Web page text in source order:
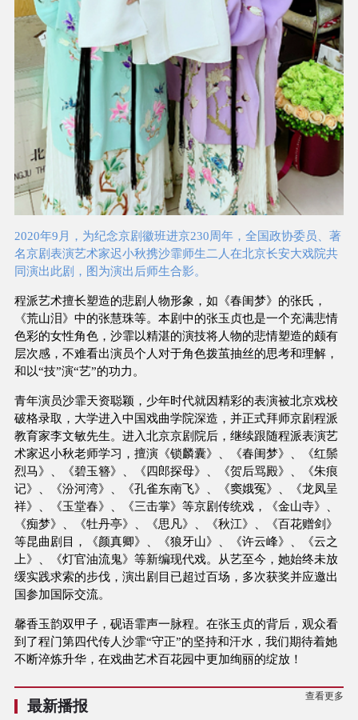
2020年9月，为纪念京剧徽班进京230周年，全国政协委员、著
名京剧表演艺术家迟小秋携沙霏师生二人在北京长安大戏院共
同演出此剧，图为演出后师生合影。
程派艺术擅长塑造的悲剧人物形象，如《春闺梦》的张氏，
《荒山泪》中的张慧珠等。本剧中的张玉贞也是一个充满悲情
色彩的女性角色，沙霏以精湛的演技将人物的悲情塑造的颇有
层次感，不难看出演员个人对于角色拨茧抽丝的思考和理解，
和以“技”演“艺”的功力。
青年演员沙霏天资聪颖，少年时代就因精彩的表演被北京戏校
破格录取，大学进入中国戏曲学院深造，并正式拜师京剧程派
教育家李文敏先生。进入北京京剧院后，继续跟随程派表演艺
术家迟小秋老师学习，擅演《锁麟囊》、《春闺梦》、《红鬃
烈马》、《碧玉簪》、《四郎探母》、《贺后骂殿》、《朱痕
记》、《汾河湾》、《孔雀东南飞》、《窦娥冤》、《龙凤呈
祥》、《玉堂春》、《三击掌》等京剧传统戏，《金山寺》、
《痴梦》、《牡丹亭》、《思凡》、《秋江》、《百花赠剑》
等昆曲剧目，《颜真卿》、《狼牙山》、《许云峰》、《云之
上》、《灯官油流鬼》等新编现代戏。从艺至今，她始终未放
缓实践求索的步伐，演出剧目已超过百场，多次获奖并应邀出
国参加国际交流。
馨香玉韵双甲子，砚语霏声一脉程。在张玉贞的背后，观众看
到了程门第四代传人沙霏“守正”的坚持和汗水，我们期待着她
不断淬炼升华，在戏曲艺术百花园中更加绚丽的绽放！
最新播报
查看更多